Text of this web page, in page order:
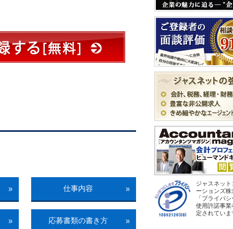
» 仕事内容 »
» 応募書類の書き方 »
ジャスネッ
ーションズ株
「プライバシ
使用許諾事
定されていま